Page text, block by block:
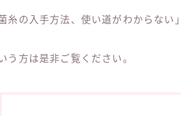
菌糸の入手方法、使い道がわからない」
う方は是非ご覧ください。